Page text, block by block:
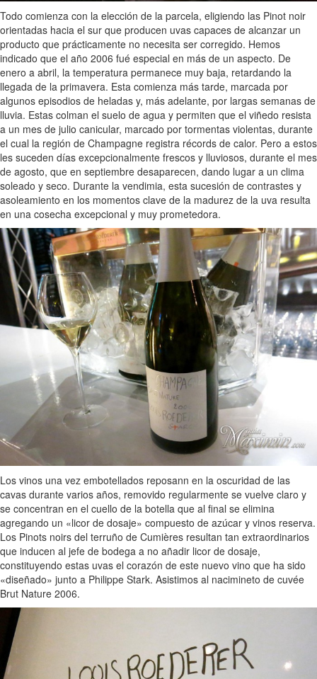
Todo comienza con la elección de la parcela, eligiendo las Pinot noir
orientadas hacia el sur que producen uvas capaces de alcanzar un
producto que prácticamente no necesita ser corregido. Hemos
indicado que el año 2006 fué especial en más de un aspecto. De
enero a abril, la temperatura permanece muy baja, retardando la
llegada de la primavera. Esta comienza más tarde, marcada por
algunos episodios de heladas y, más adelante, por largas semanas de
lluvia. Estas colman el suelo de agua y permiten que el viñedo resista
a un mes de julio canicular, marcado por tormentas violentas, durante
el cual la región de Champagne registra récords de calor. Pero a estos
les suceden días excepcionalmente frescos y lluviosos, durante el mes
de agosto, que en septiembre desaparecen, dando lugar a un clima
soleado y seco. Durante la vendimia, esta sucesión de contrastes y
asoleamiento en los momentos clave de la madurez de la uva resulta
en una cosecha excepcional y muy prometedora.
Los vinos una vez embotellados reposann en la oscuridad de las
cavas durante varios años, removido regularmente se vuelve claro y
se concentran en el cuello de la botella que al final se elimina
agregando un «licor de dosaje» compuesto de azúcar y vinos reserva.
Los Pinots noirs del terruño de Cumières resultan tan extraordinarios
que inducen al jefe de bodega a no añadir licor de dosaje,
constituyendo estas uvas el corazón de este nuevo vino que ha sido
«diseñado» junto a Philippe Stark. Asistimos al nacimineto de cuvée
Brut Nature 2006.